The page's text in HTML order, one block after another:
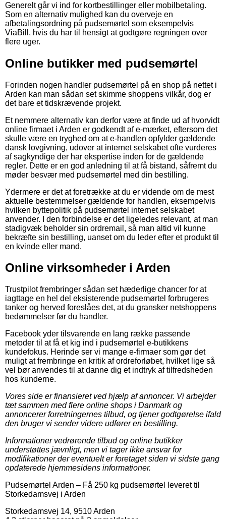
Generelt går vi ind for kortbestillinger eller mobilbetaling.
Som en alternativ mulighed kan du overveje en
afbetalingsordning på pudsemørtel som eksempelvis
ViaBill, hvis du har til hensigt at godtgøre regningen over
flere uger.
Online butikker med pudsemørtel
Forinden nogen handler pudsemørtel på en shop på nettet i
Arden kan man sådan set skimme shoppens vilkår, dog er
det bare et tidskrævende projekt.
Et nemmere alternativ kan derfor være at finde ud af hvorvidt
online firmaet i Arden er godkendt af e-mærket, eftersom det
skulle være en tryghed om at e-handlen opfylder gældende
dansk lovgivning, udover at internet selskabet ofte vurderes
af sagkyndige der har ekspertise inden for de gældende
regler. Dette er en god anledning til at få bistand, såfremt du
møder besvær med pudsemørtel med din bestilling.
Ydermere er det at foretrække at du er vidende om de mest
aktuelle bestemmelser gældende for handlen, eksempelvis
hvilken byttepolitik på pudsemørtel internet selskabet
anvender. I den forbindelse er det ligeledes relevant, at man
stadigvæk beholder sin ordremail, så man altid vil kunne
bekræfte sin bestilling, uanset om du leder efter et produkt til
en kvinde eller mand.
Online virksomheder i Arden
Trustpilot frembringer sådan set hæderlige chancer for at
iagttage en hel del eksisterende pudsemørtel forbrugeres
tanker og herved foreslåes det, at du gransker netshoppens
bedømmelser før du handler.
Facebook yder tilsvarende en lang række passende
metoder til at få et kig ind i pudsemørtel e-butikkens
kundefokus. Herinde ser vi mange e-firmaer som gør det
muligt at frembringe en kritik af ordreforløbet, hvilket lige så
vel bør anvendes til at danne dig et indtryk af tilfredsheden
hos kunderne.
Vores side er finansieret ved hjælp af annoncer. Vi arbejder
tæt sammen med flere online shops i Danmark og
annoncerer forretningernes tilbud, og tjener godtgørelse ifald
den bruger vi sender videre udfører en bestilling.
Informationer vedrørende tilbud og online butikker
understøttes jævnligt, men vi tager ikke ansvar for
modifikationer der eventuelt er foretaget siden vi sidste gang
opdaterede hjemmesidens informationer.
Pudsemørtel Arden – Få 250 kg pudsemørtel leveret til
Storkedamsvej i Arden
Storkedamsvej 14, 9510Arden